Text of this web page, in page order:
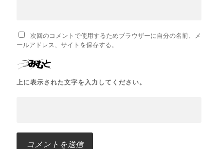
次回のコメントで使用するためブラウザーに自分の名前、メ
ールアドレス、サイトを保存する。
上に表示された文字を入力してください。